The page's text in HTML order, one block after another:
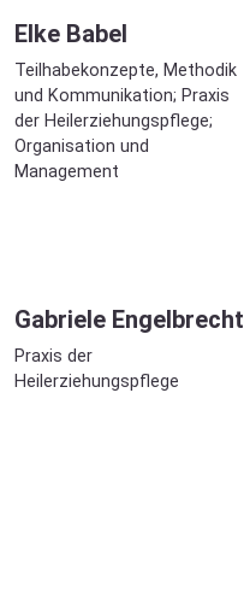
Elke Babel
Teilhabekonzepte, Methodik
und Kommunikation; Praxis
der Heilerziehungspflege;
Organisation und
Management
Gabriele Engelbrecht
Praxis der
Heilerziehungspflege